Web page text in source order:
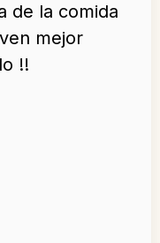
de la comida
mejor
!!